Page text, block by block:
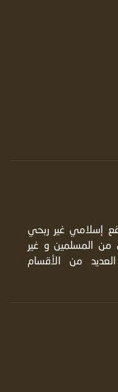
إسلامي غير ربحي
من المسلمين و غير
من الأقسام